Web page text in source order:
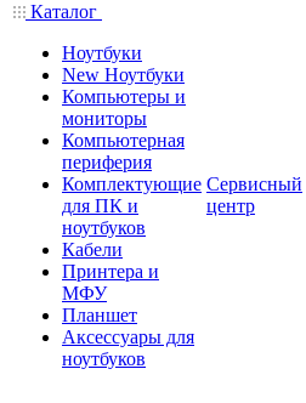
Каталог
Ноутбуки
New Ноутбуки
Компьютеры и
мониторы
Компьютерная
периферия
Комплектующие
для ПК и
ноутбуков
Кабели
Принтера и
МФУ
Планшет
Аксессуары для
ноутбуков
Сервисный
центр